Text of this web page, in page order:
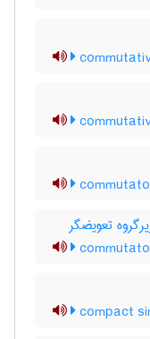
تعویضگر
compact